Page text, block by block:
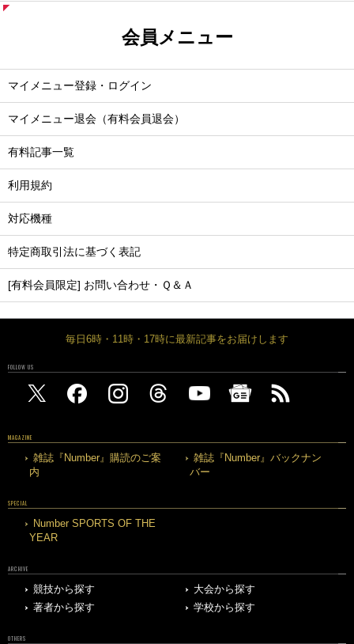
会員メニュー
マイメニュー登録・ログイン
マイメニュー退会（有料会員退会）
有料記事一覧
利用規約
対応機種
特定商取引法に基づく表記
[有料会員限定] お問い合わせ・Ｑ＆Ａ
毎日6時・11時・17時に最新記事をお届けします
FOLLOW US
MAGAZINE
雑誌『Number』購読のご案
内
雑誌『Number』バックナン
バー
SPECIAL
Number SPORTS OF THE
YEAR
ARCHIVE
競技から探す
大会から探す
著者から探す
学校から探す
OTHERS